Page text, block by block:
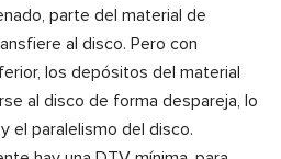
parte del material de
al disco. Pero con
los depósitos del material
al disco de forma despareja, lo
el paralelismo del disco.